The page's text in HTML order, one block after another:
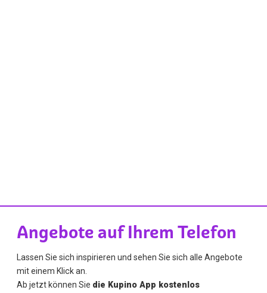
Angebote auf Ihrem Telefon
Lassen Sie sich inspirieren und sehen Sie sich alle Angebote
mit einem Klick an.
Ab jetzt können Sie die Kupino App kostenlos